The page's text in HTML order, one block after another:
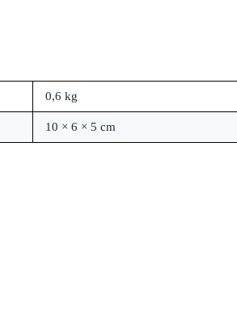
0,6 kg
10 × 6 × 5 cm